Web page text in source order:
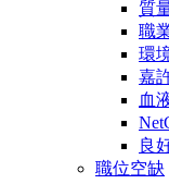
質
職
環
嘉
血
良
職位空缺